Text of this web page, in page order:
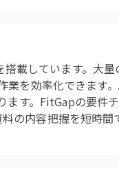
載しています。大
を効率化できます
ます。FitGapの要件
の内容把握を短時間